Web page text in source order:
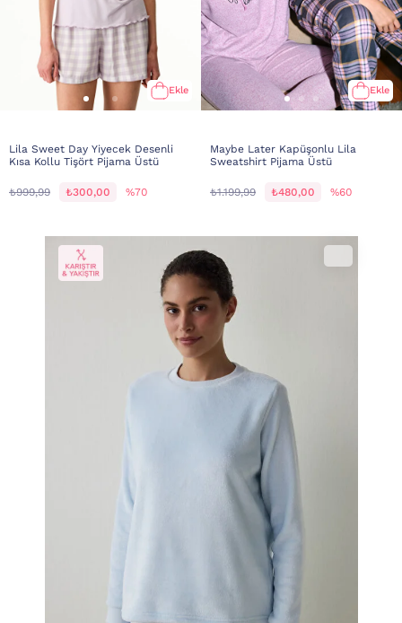
Ekle
Lila Sweet Day Yiyecek Desenli
Kısa Kollu Tişört Pijama Üstü
₺999,99 ₺300,00 %70
Ekle
Maybe Later Kapüşonlu Lila
Sweatshirt Pijama Üstü
₺1.199,99 ₺480,00 %60